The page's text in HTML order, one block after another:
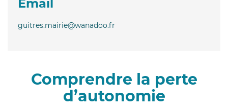
Email
guitres.mairie@wanadoo.fr
Comprendre la perte
d’autonomie